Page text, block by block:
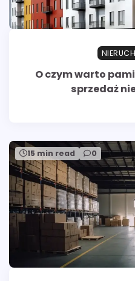
O czym warto
sprzedaż
15 min read 0